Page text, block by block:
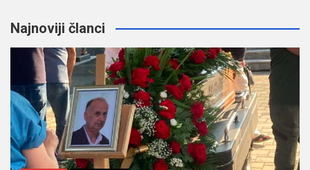
Najnoviji članci